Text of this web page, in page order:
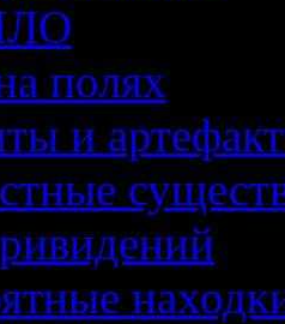
полях
и